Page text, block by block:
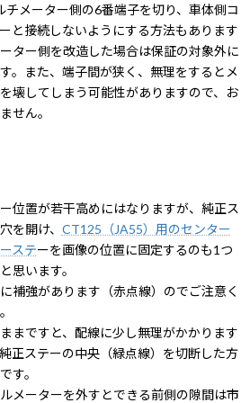
チメーター側の6番端子を切り、車体側コ
と接続しないようにする方法もあります
ター側を改造した場合は保証の対象外に
。また、端子間が狭く、無理をするとメ
壊してしまう可能性がありますので、お
せん。
位置が若干高めにはなりますが、純正ス
を開け、 CT125（JA55）用のセンター
ステーを画像の位置に固定するのも1つ
思います。
補強があります（赤点線）のでご注意く
まですと、配線に少し無理がかかります
正ステーの中央（緑点線）を切断した方
す。
メーターを外すとできる前側の隙間は市